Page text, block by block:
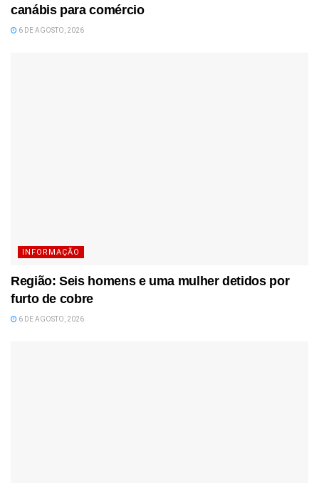
canábis para comércio
6 DE AGOSTO, 2026
INFORMAÇÃO
Região: Seis homens e uma mulher detidos por
furto de cobre
6 DE AGOSTO, 2026